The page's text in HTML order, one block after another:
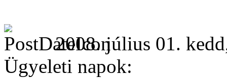
2008. július 01.
Ügyeleti napok: